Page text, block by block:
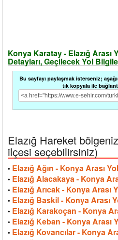
Konya Karatay - Elazığ Arası
Detayları, Geçilecek Yol
Bu sayfayı paylaşmak isterseniz;
tık kopyala ile
Elazığ Hareket
ilçesi seçebilirsiniz)
• Elazığ Ağın - Konya Arası
• Elazığ Alacakaya - Konya
• Elazığ Arıcak - Konya Arası
• Elazığ Baskil - Konya Arası
• Elazığ Karakoçan - Konya
• Elazığ Keban - Konya Arası
• Elazığ Kovancılar - Konya